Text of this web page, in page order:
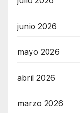
junio 2026
mayo 2026
abril 2026
marzo 2026